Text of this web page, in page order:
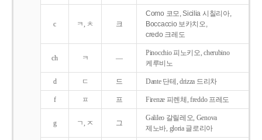
c ㅋ, ㅊ 크
Como 코모, Sicilia 시칠리아,
Boccaccio 보카치오,
credo 크레도
ch ㅋ ―
Pinocchio 피노키오, cherubino
케루비노
d ㄷ 드 Dante 단테, drizza 드리차
f ㅍ 프 Firenze 피렌체, freddo 프레도
g ㄱ, ㅈ 그
Galileo 갈릴레오, Genova
제노바, gloria 글로리아